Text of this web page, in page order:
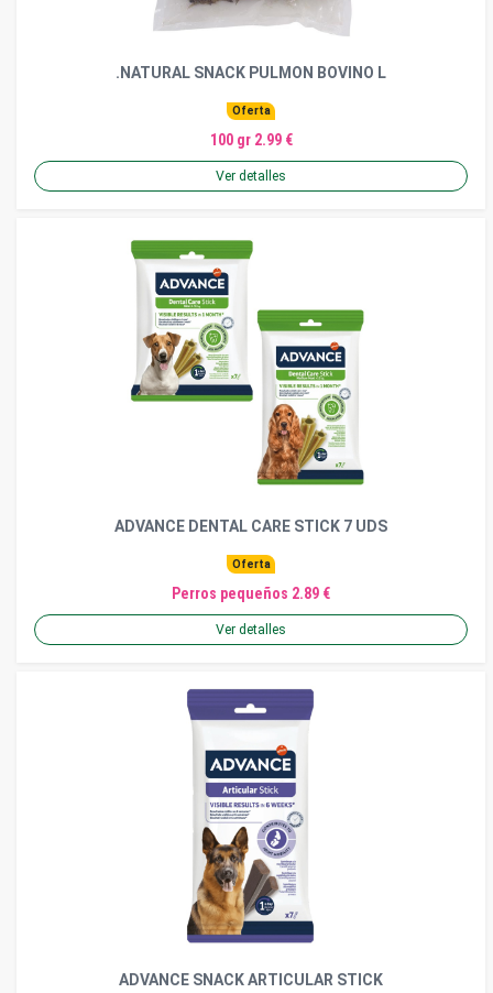
.NATURAL SNACK PULMON BOVINO L
Oferta
100 gr 2.99 €
Ver detalles
ADVANCE DENTAL CARE STICK 7 UDS
Oferta
Perros pequeños 2.89 €
Ver detalles
ADVANCE SNACK ARTICULAR STICK